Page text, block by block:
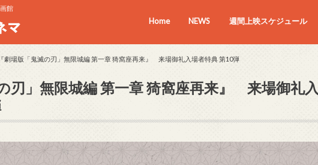
館
Home NEWS 週間上映スケジュール
『劇場版「鬼滅の刃」無限城編 第一章 猗窩座再来』 来場御礼入場者特典 第10弾
刃」無限城編 第一章 猗窩座再来』 来場御礼入